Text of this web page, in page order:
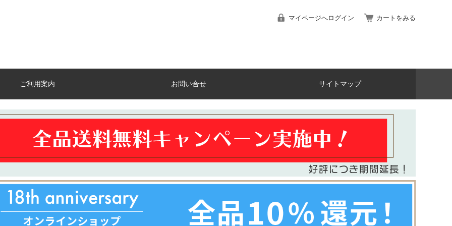
マイページへログイン カートをみる
ご利用案内 お問い合せ サイトマップ